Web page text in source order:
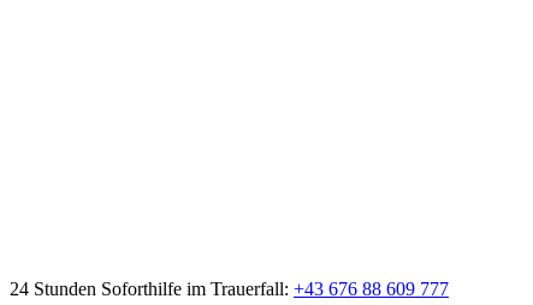
24 Stunden Soforthilfe im Trauerfall: +43 676 88 609 777